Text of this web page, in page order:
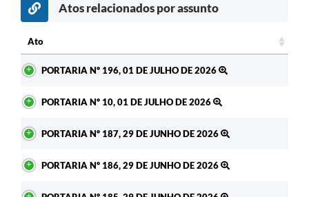
Atos relacionados por assunto
Ato
PORTARIA Nº 196, 01 DE JULHO DE 2026
PORTARIA Nº 10, 01 DE JULHO DE 2026
PORTARIA Nº 187, 29 DE JUNHO DE 2026
PORTARIA Nº 186, 29 DE JUNHO DE 2026